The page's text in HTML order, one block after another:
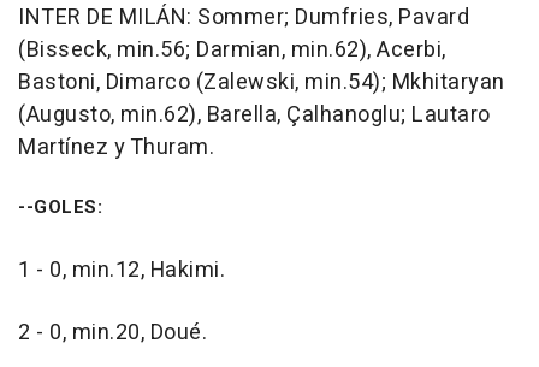
INTER DE MILÁN: Sommer; Dumfries, Pavard
(Bisseck, min.56; Darmian, min.62), Acerbi,
Bastoni, Dimarco (Zalewski, min.54); Mkhitaryan
(Augusto, min.62), Barella, Çalhanoglu; Lautaro
Martínez y Thuram.
--GOLES:
1 - 0, min.12, Hakimi.
2 - 0, min.20, Doué.